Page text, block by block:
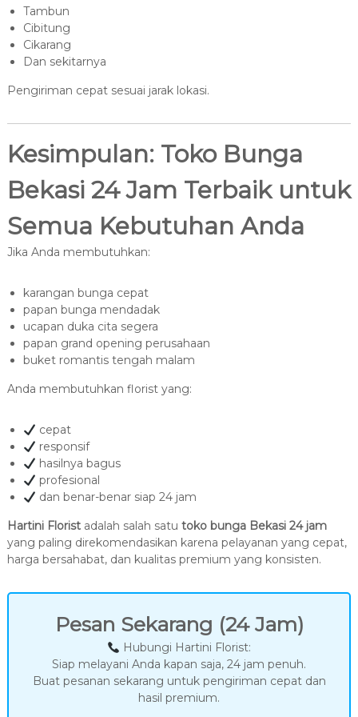
Tambun
Cibitung
Cikarang
Dan sekitarnya
Pengiriman cepat sesuai jarak lokasi.
Kesimpulan: Toko Bunga
Bekasi 24 Jam Terbaik untuk
Semua Kebutuhan Anda
Jika Anda membutuhkan:
karangan bunga cepat
papan bunga mendadak
ucapan duka cita segera
papan grand opening perusahaan
buket romantis tengah malam
Anda membutuhkan florist yang:
cepat
responsif
hasilnya bagus
profesional
dan benar-benar siap 24 jam
Hartini Floristadalah salah satu toko bunga Bekasi 24 jam
yang paling direkomendasikan karena pelayanan yang cepat,
harga bersahabat, dan kualitas premium yang konsisten.
Pesan Sekarang (24 Jam)
Hubungi Hartini Florist:
Siap melayani Anda kapan saja, 24 jam penuh.
Buat pesanan sekarang untuk pengiriman cepat dan
hasil premium.